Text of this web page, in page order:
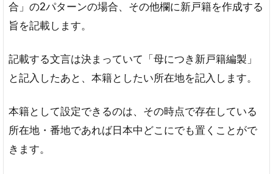
合」の2パターンの場合、その他欄に新戸籍を作成する
旨を記載します。
記載する文言は決まっていて「母につき新戸籍編製」
と記入したあと、本籍としたい所在地を記入します。
本籍として設定できるのは、その時点で存在している
所在地・番地であれば日本中どこにでも置くことがで
きます。